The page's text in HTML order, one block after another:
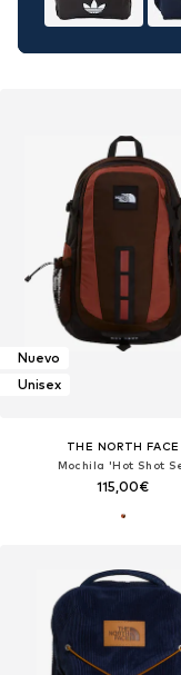
Nuevo
Unisex
THE NORTH FACE
Mochila 'Hot Shot
115,00€